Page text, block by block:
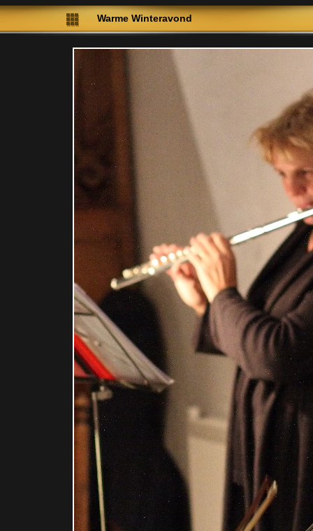
Warme Winteravond